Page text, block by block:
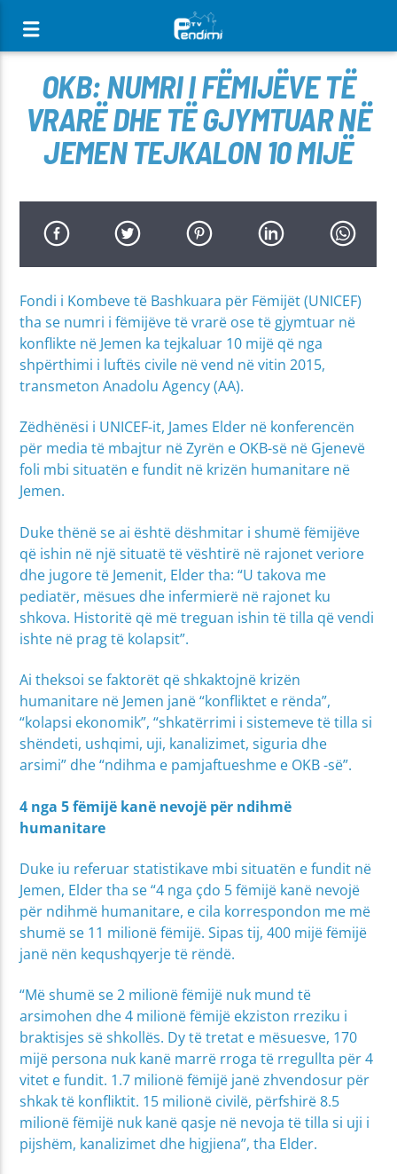
OKB: NUMRI I FËMIJËVE TË
VRARË DHE TË GJYMTUAR NË
JEMEN TEJKALON 10 MIJË
Fondi i Kombeve të Bashkuara për Fëmijët (UNICEF)
tha se numri i fëmijëve të vrarë ose të gjymtuar në
konflikte në Jemen ka tejkaluar 10 mijë që nga
shpërthimi i luftës civile në vend në vitin 2015,
transmeton Anadolu Agency (AA).
Zëdhënësi i UNICEF-it, James Elder në konferencën
për media të mbajtur në Zyrën e OKB-së në Gjenevë
foli mbi situatën e fundit në krizën humanitare në
Jemen.
Duke thënë se ai është dëshmitar i shumë fëmijëve
që ishin në një situatë të vështirë në rajonet veriore
dhe jugore të Jemenit, Elder tha: “U takova me
pediatër, mësues dhe infermierë në rajonet ku
shkova. Historitë që më treguan ishin të tilla që vendi
ishte në prag të kolapsit”.
Ai theksoi se faktorët që shkaktojnë krizën
humanitare në Jemen janë “konfliktet e rënda”,
“kolapsi ekonomik”, “shkatërrimi i sistemeve të tilla si
shëndeti, ushqimi, uji, kanalizimet, siguria dhe
arsimi” dhe “ndihma e pamjaftueshme e OKB -së”.
4 nga 5 fëmijë kanë nevojë për ndihmë
humanitare
Duke iu referuar statistikave mbi situatën e fundit në
Jemen, Elder tha se “4 nga çdo 5 fëmijë kanë nevojë
për ndihmë humanitare, e cila korrespondon me më
shumë se 11 milionë fëmijë. Sipas tij, 400 mijë fëmijë
janë nën kequshqyerje të rëndë.
“Më shumë se 2 milionë fëmijë nuk mund të
arsimohen dhe 4 milionë fëmijë ekziston rreziku i
braktisjes së shkollës. Dy të tretat e mësuesve, 170
mijë persona nuk kanë marrë rroga të rregullta për 4
vitet e fundit. 1.7 milionë fëmijë janë zhvendosur për
shkak të konfliktit. 15 milionë civilë, përfshirë 8.5
milionë fëmijë nuk kanë qasje në nevoja të tilla si uji i
pijshëm, kanalizimet dhe higjiena”, tha Elder.